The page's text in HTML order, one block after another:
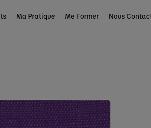
Ma Pratique Me Former Nous